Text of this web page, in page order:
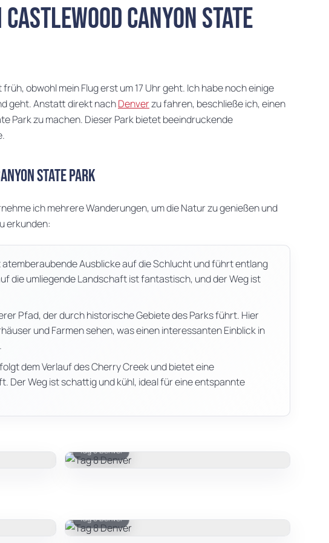
Canyon State
obwohl mein Flug erst um 17 Uhr geht. Ich habe noch einige
geht. Anstatt direkt nachDenverzu fahren, beschließe ich, einen
Park zu machen. Dieser Park bietet beeindruckende
State Park
ich mehrere Wanderungen, um die Natur zu genießen und
erkunden:
atemberaubende Ausblicke auf die Schlucht und führt entlang
die umliegende Landschaft ist fantastisch, und der Weg ist
Pfad, der durch historische Gebiete des Parks führt. Hier
und Farmen sehen, was einen interessanten Einblick in
dem Verlauf des Cherry Creek und bietet eine
Der Weg ist schattig und kühl, ideal für eine entspannte
Tag 8 Denver
Tag 8 Denver